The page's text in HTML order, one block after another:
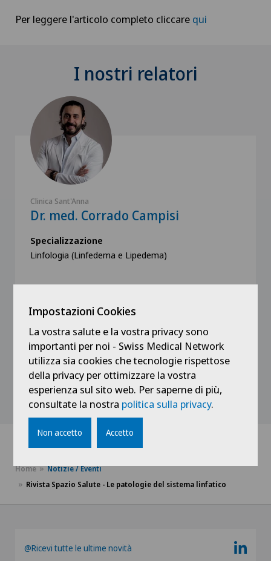
Per leggere l'articolo completo cliccare qui
I nostri relatori
Clinica Sant'Anna
Dr. med. Corrado Campisi
Specializzazione
Linfologia (Linfedema e Lipedema)
Vedi profilo
Mostra tutto
Home
Notizie / Eventi
Rivista Spazio Salute - Le patologie del sistema linfatico
@Ricevi tutte le ultime novità
Impostazioni Cookies
La vostra salute e la vostra privacy sono
importanti per noi - Swiss Medical Network
utilizza sia cookies che tecnologie rispettose
della privacy per ottimizzare la vostra
esperienza sul sito web. Per saperne di più,
consultate la nostra politica sulla privacy.
Non accetto Accetto